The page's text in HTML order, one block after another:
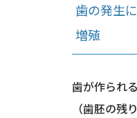
歯の発生
増殖
歯が作られ
（歯胚の残